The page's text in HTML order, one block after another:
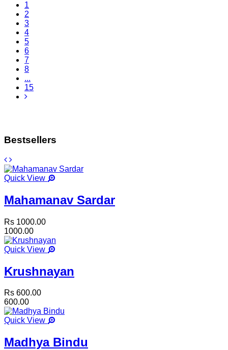
1
2
3
4
5
6
7
8
...
15
Bestsellers
Quick View
Mahamanav Sardar
Rs 1000.00
1000.00
Quick View
Krushnayan
Rs 600.00
600.00
Quick View
Madhya Bindu